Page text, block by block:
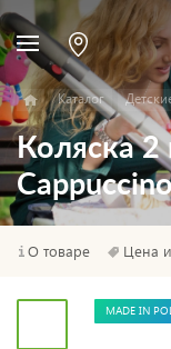
Каталог
Коляска 2
О товаре Цена
MADE IN